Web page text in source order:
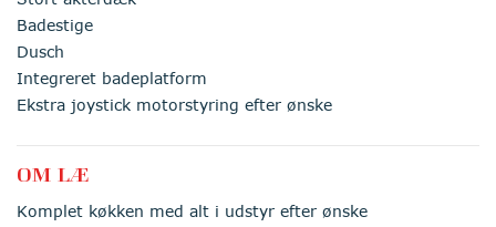
Badestige
Dusch
Integreret badeplatform
Ekstra joystick motorstyring efter ønske
OM LÆ
Komplet køkken med alt i udstyr efter ønske